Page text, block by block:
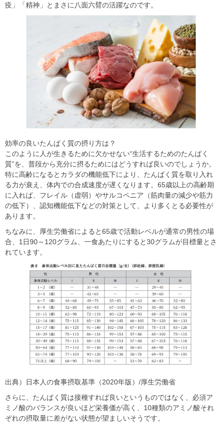
疫」「精神」とまさに八面六臂の活躍なのです。
効率の良いたんぱく質の摂り方は？
このように人が生きるために欠かせない“生活するためのたんぱく
質”を、普段から充分に摂るためにはどうすれば良いのでしょうか。
特に高齢になるとカラダの機能低下により、たんぱく質を取り入れ
る力が衰え、体内での合成速度が遅くなります。 65歳以上の高齢期
に入れば、フレイル（虚弱）やサルコペニア（筋肉量の減少や筋力
の低下）、認知機能低下などの対策として、より多くとる必要性が
あります。
ちなみに、厚生労働省によると65歳で活動レベルが通常の男性の場
合、 1 日90～ 120グラム、一食あたりにすると30グラムが目標量とさ
れています。
出典）日本人の食事摂取基準（2020年版） /厚生労働省
さらに、たんぱく質は接種すれば良いというものではなく、必須ア
ミノ酸のバランスが良いほど栄養価が高く、 10種類のアミノ酸それ
ぞれの摂取量に差がない状態が望ましいそうです。